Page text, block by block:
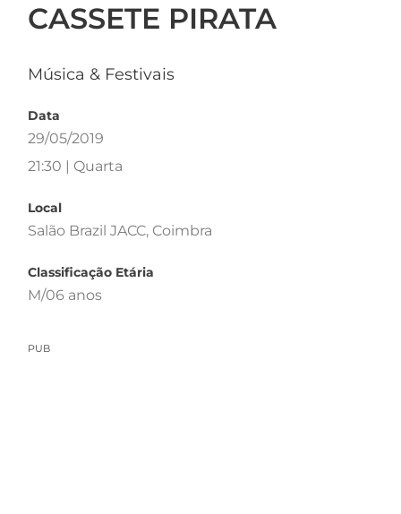
CASSETE PIRATA
Música & Festivais
Data
29/05/2019
21:30 | Quarta
Local
Salão Brazil JACC, Coimbra
Classificação Etária
M/06 anos
PUB